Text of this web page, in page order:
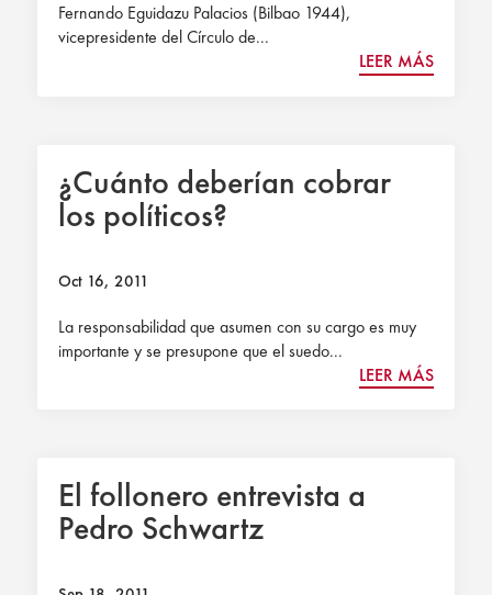
Fernando Eguidazu Palacios (Bilbao 1944),
vicepresidente del Círculo de...
LEER MÁS
¿Cuánto deberían cobrar
los políticos?
Oct 16, 2011
La responsabilidad que asumen con su cargo es muy
importante y se presupone que el suedo...
LEER MÁS
El follonero entrevista a
Pedro Schwartz